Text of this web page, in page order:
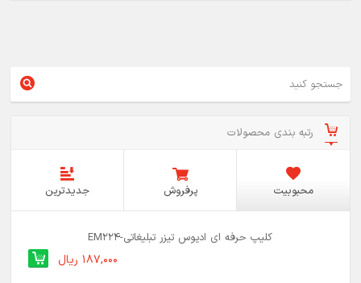
رتبه بندی محصولات
محبوبیت پرفروش جدیدترین
کلیپ حرفه ای ادیوس تیزر تبلیغاتی-EM224
187,000 ریال